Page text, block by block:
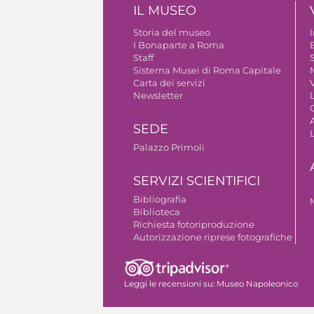
IL MUSEO
Storia del museo
I Bonaparte a Roma
Staff
Sistema Musei di Roma Capitale
Carta dei servizi
Newsletter
SEDE
Palazzo Primoli
SERVIZI SCIENTIFICI
Bibliografia
Biblioteca
Richiesta fotoriproduzione
Autorizzazione riprese fotografiche
Leggi le recensioni su: Museo Napoleonico